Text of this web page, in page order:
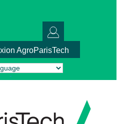
AgroParisTech
Translate